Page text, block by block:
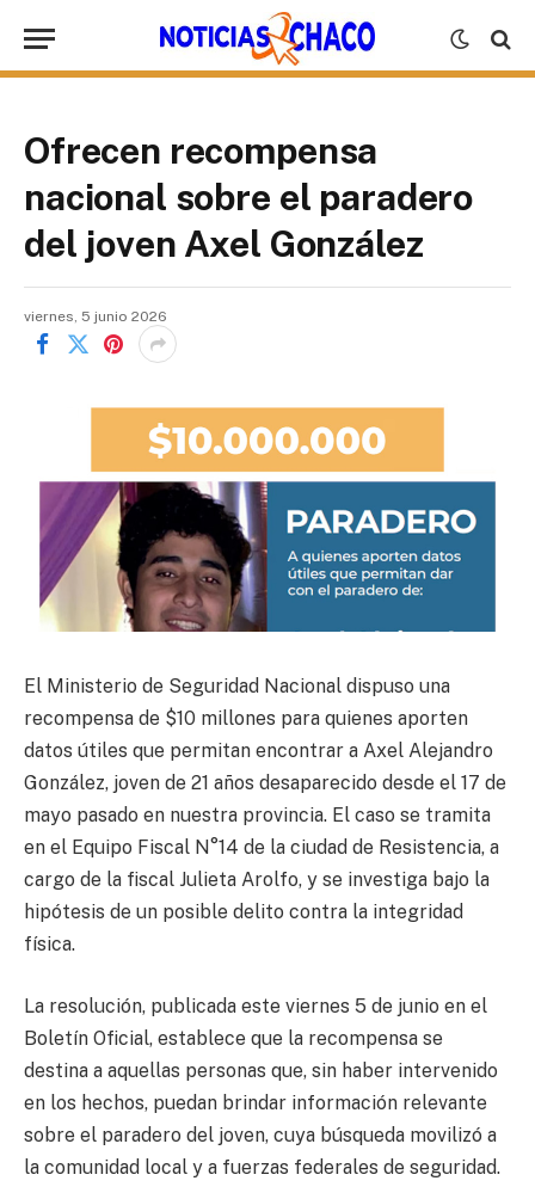
Ofrecen recompensa
nacional sobre el paradero
del joven Axel González
viernes, 5 junio 2026
El Ministerio de Seguridad Nacional dispuso una
recompensa de $10 millones para quienes aporten
datos útiles que permitan encontrar a Axel Alejandro
González, joven de 21 años desaparecido desde el 17 de
mayo pasado en nuestra provincia. El caso se tramita
en el Equipo Fiscal N°14 de la ciudad de Resistencia, a
cargo de la fiscal Julieta Arolfo, y se investiga bajo la
hipótesis de un posible delito contra la integridad
física.
La resolución, publicada este viernes 5 de junio en el
Boletín Oficial, establece que la recompensa se
destina a aquellas personas que, sin haber intervenido
en los hechos, puedan brindar información relevante
sobre el paradero del joven, cuya búsqueda movilizó a
la comunidad local y a fuerzas federales de seguridad.